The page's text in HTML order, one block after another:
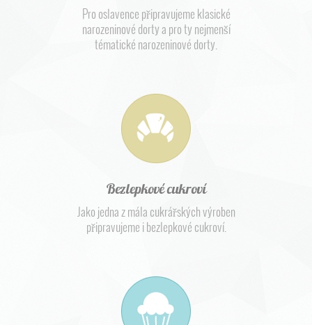
Pro oslavence připravujeme klasické
narozeninové dorty a pro ty nejmenší
tématické narozeninové dorty.
Bezlepkové cukroví
Jako jedna z mála cukrářských výroben
připravujeme i bezlepkové cukroví.